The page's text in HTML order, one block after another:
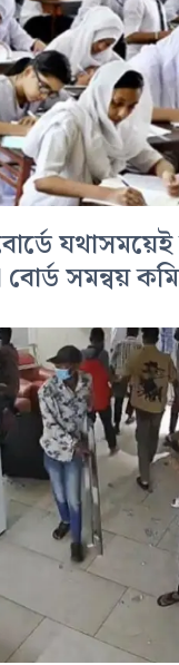
সমন্বয়